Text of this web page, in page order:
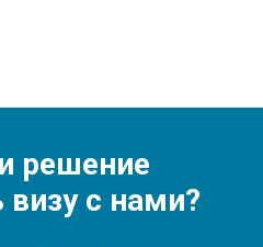
решение
с нами?